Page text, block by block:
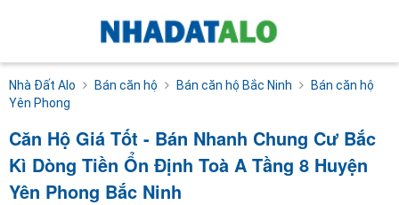
Nhà Đất Alo Bán căn hộ Bán căn hộ Bắc Ninh
Bán căn hộ
Yên Phong
Căn Hộ Giá Tốt - Bán Nhanh Chung Cư Bắc
Kì Dòng Tiền Ổn Định Toà A Tầng 8 Huyện
Yên Phong Bắc Ninh